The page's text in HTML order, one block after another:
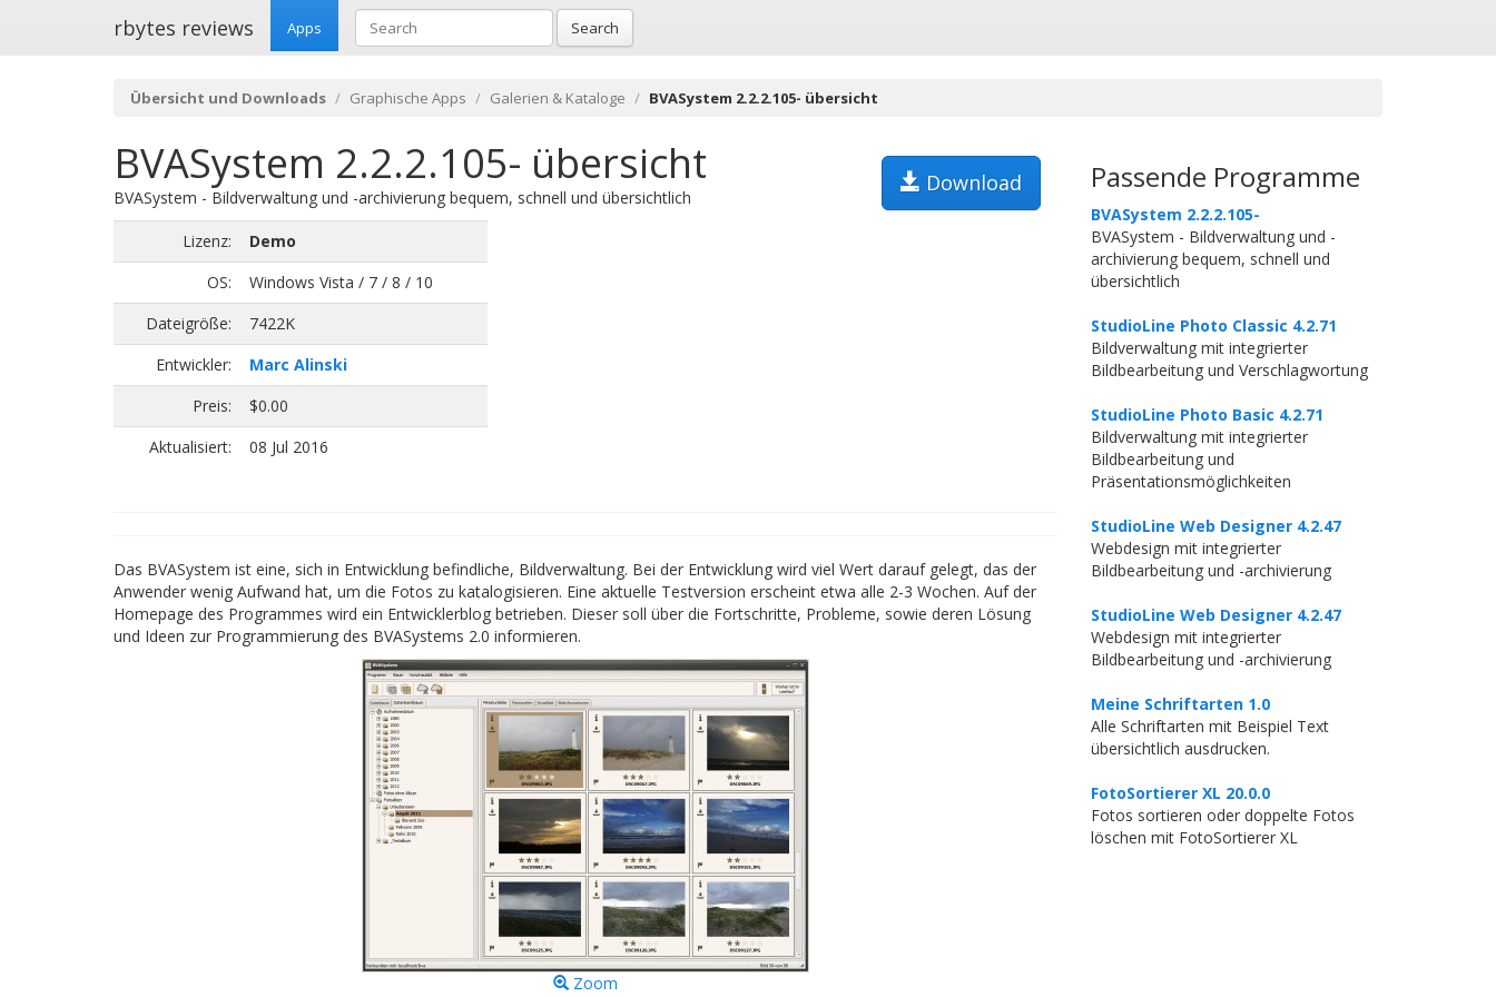
rbytes reviews Apps Search
Übersicht und Downloads Graphische Apps Galerien & Kataloge BVASystem 2.2.2.105- übersicht
BVASystem 2.2.2.105- übersicht Download
BVASystem - Bildverwaltung und -archivierung bequem, schnell und übersichtlich
Lizenz:
Demo
OS:
Windows Vista / 7 / 8 / 10
Dateigröße:
7422K
Entwickler:
Marc Alinski
Preis:
$0.00
Aktualisiert:
08 Jul 2016
Das BVASystem ist eine, sich in Entwicklung befindliche, Bildverwaltung. Bei der Entwicklung wird viel Wert darauf gelegt, das der
Anwender wenig Aufwand hat, um die Fotos zu katalogisieren. Eine aktuelle Testversion erscheint etwa alle 2-3 Wochen. Auf der
Homepage des Programmes wird ein Entwicklerblog betrieben. Dieser soll über die Fortschritte, Probleme, sowie deren Lösung
und Ideen zur Programmierung des BVASystems 2.0 informieren.
Zoom
Passende Programme
BVASystem 2.2.2.105-
BVASystem - Bildverwaltung und -
archivierung bequem, schnell und
übersichtlich
StudioLine Photo Classic 4.2.71
Bildverwaltung mit integrierter
Bildbearbeitung und Verschlagwortung
StudioLine Photo Basic 4.2.71
Bildverwaltung mit integrierter
Bildbearbeitung und
Präsentationsmöglichkeiten
StudioLine Web Designer 4.2.47
Webdesign mit integrierter
Bildbearbeitung und -archivierung
StudioLine Web Designer 4.2.47
Webdesign mit integrierter
Bildbearbeitung und -archivierung
Meine Schriftarten 1.0
Alle Schriftarten mit Beispiel Text
übersichtlich ausdrucken.
FotoSortierer XL 20.0.0
Fotos sortieren oder doppelte Fotos
löschen mit FotoSortierer XL